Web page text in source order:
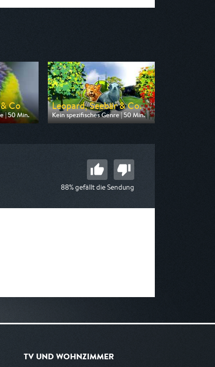
Co
| 50 Min.
Leopard, Seebär & Co.
Kein spezifisches Genre | 50 Min.
Ausgestrahlt von NDR
88% gefällt die Sendung
TV UND WOHNZIMMER